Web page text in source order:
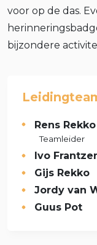
voor op de das.
bijzondere
Rens Rekko
Teamleider
Ivo
Gijs Rekko
Jordy van
Guus Pot